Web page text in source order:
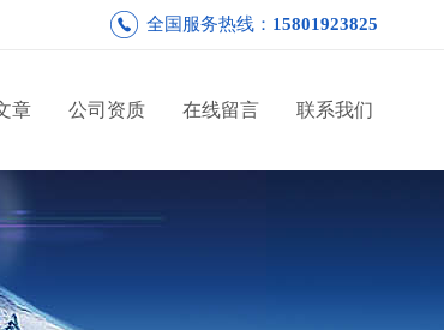
全国服务热线： 15801923825
章 公司资质 在线留言 联系我们